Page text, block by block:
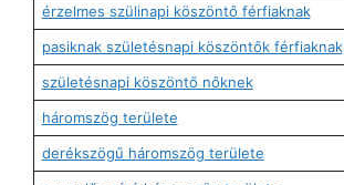
érzelmes szülinapi köszöntő férfiaknak
pasiknak születésnapi köszöntők férfiaknak
születésnapi köszöntő nőknek
háromszög területe
derékszögű háromszög területe